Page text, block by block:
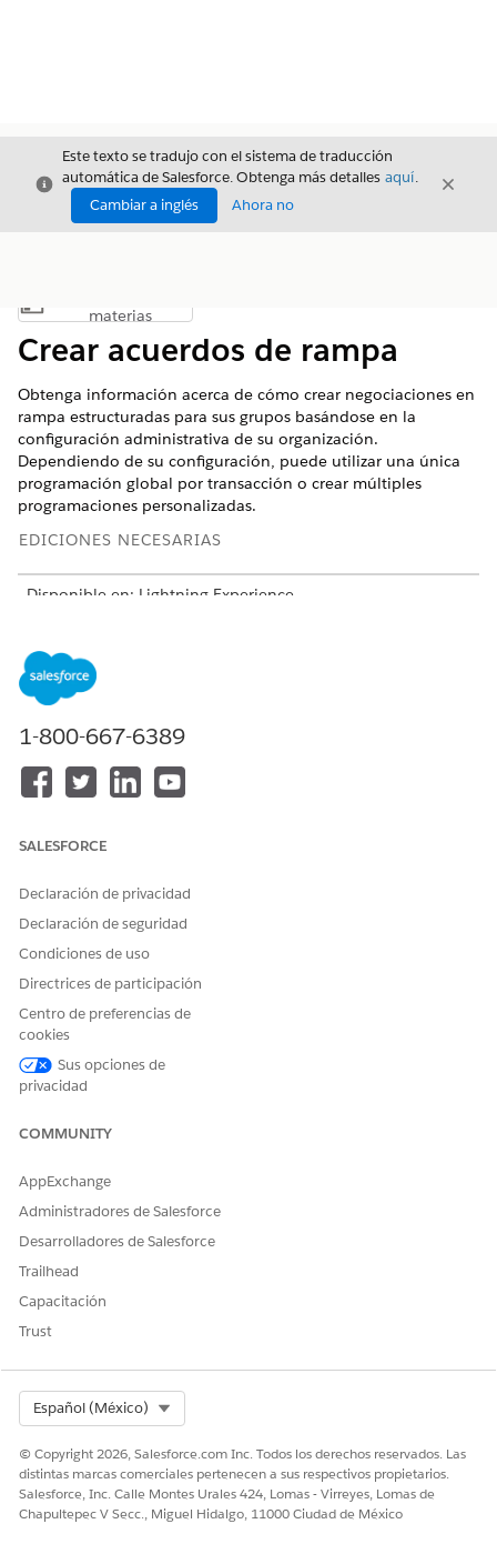
Cerrar
Este texto se tradujo con el sistema de traducción
automática de Salesforce. Obtenga más detalles aquí.
Cambiar a inglés
Ahora no
Cerrar
Mostrar índice de materias
materias
Crear acuerdos de rampa
Obtenga información acerca de cómo crear negociaciones en
rampa estructuradas para sus grupos basándose en la
configuración administrativa de su organización.
Dependiendo de su configuración, puede utilizar una única
programación global por transacción o crear múltiples
programaciones personalizadas.
EDICIONES NECESARIAS
Disponible en: Lightning Experience
deRevenue Management
donde Gestión de transacciones está activada
programación de rampa única por transacción
Active únicamente Negociaciones en rampa para grupos
en presupuestos y pedidos para tratar toda la transacción
programaciones de rampa por transacción
Si su administrador activó el parámetro Programaciones
programación de rampa para cada negociación de rampa.
El flujo guiado Crear programación de rampa genera una
completa en un paso.
¿RESOLVIÓ ESTE ARTÍCULO SU PROBLEMA?
¡Háganos saber cómo podemos mejorar!
Sí
1-800-667-6389
SALESFORCE
Declaración de privacidad
Declaración de seguridad
Condiciones de uso
Directrices de participación
Centro de preferencias de
cookies
Sus opciones de
privacidad
COMMUNITY
AppExchange
Administradores de Salesforce
Desarrolladores de Salesforce
Trailhead
Capacitación
Trust
Español (México)
© Copyright 2026, Salesforce.com Inc. Todos los derechos reservados. Las
distintas marcas comerciales pertenecen a sus respectivos propietarios.
Salesforce, Inc. Calle Montes Urales 424, Lomas - Virreyes, Lomas de
Chapultepec V Secc., Miguel Hidalgo, 11000 Ciudad de México